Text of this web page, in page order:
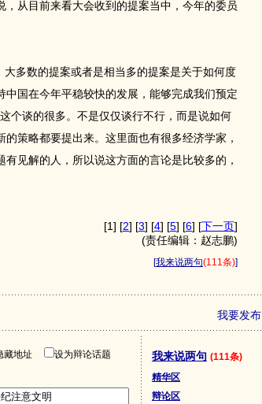
从目前来看大会收到的提案当中，今年的委员
多数的提案或者是相当多的提案是关于如何度
国在今年平稳较快的发展，能够完成我们预定
个谈的很多。不是仅仅谈行不行，而是说如何
策略都要提出来。这里面也有很多经济学家，
见解的人，所以说这方面的言论是比较多的，
[1] [2] [3] [4] [5] [6] [下一页]
(责任编辑：赵志鹏)
[我来说两句(111条)]
我要发布
藏地址 设为辩论话题 我来说两句 (111条)
精华区
辩论区